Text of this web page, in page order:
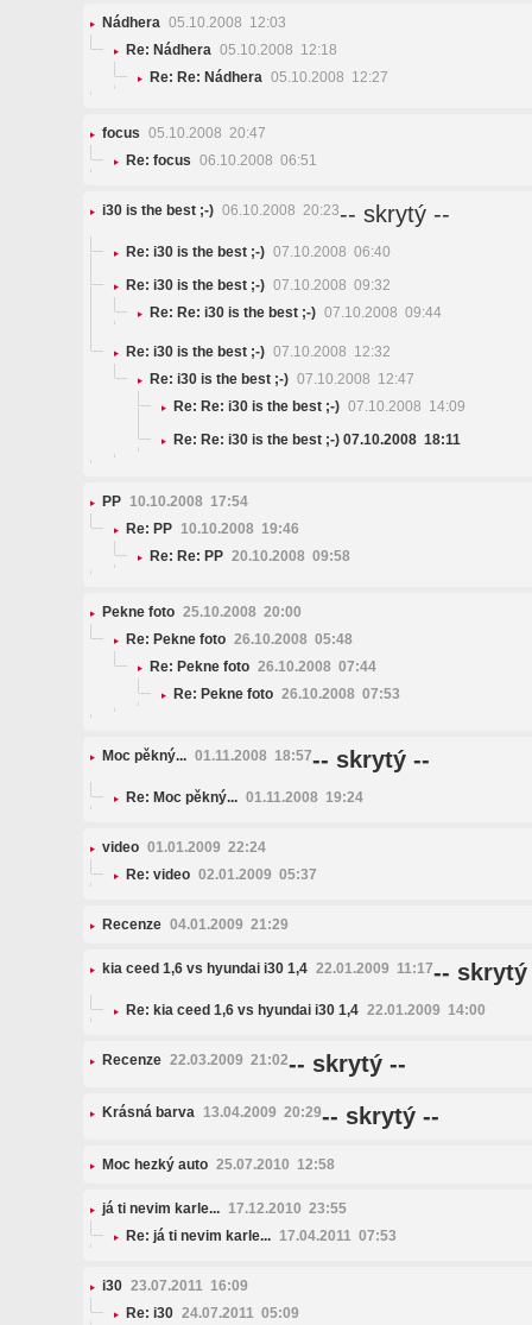
Nádhera 05.10.2008 12:03
Re: Nádhera 05.10.2008 12:18
Re: Re: Nádhera 05.10.2008 12:27
focus 05.10.2008 20:47
Re: focus 06.10.2008 06:51
i30 is the best ;-) 06.10.2008 20:23-- skrytý --
Re: i30 is the best ;-) 07.10.2008 06:40
Re: i30 is the best ;-) 07.10.2008 09:32
Re: Re: i30 is the best ;-) 07.10.2008 09:44
Re: i30 is the best ;-) 07.10.2008 12:32
Re: i30 is the best ;-) 07.10.2008 12:47
Re: Re: i30 is the best ;-) 07.10.2008 14:09
Re: Re: i30 is the best ;-) 07.10.2008 18:11
PP 10.10.2008 17:54
Re: PP 10.10.2008 19:46
Re: Re: PP 20.10.2008 09:58
Pekne foto 25.10.2008 20:00
Re: Pekne foto 26.10.2008 05:48
Re: Pekne foto 26.10.2008 07:44
Re: Pekne foto 26.10.2008 07:53
Moc pěkný... 01.11.2008 18:57-- skrytý --
Re: Moc pěkný... 01.11.2008 19:24
video 01.01.2009 22:24
Re: video 02.01.2009 05:37
Recenze 04.01.2009 21:29
kia ceed 1,6 vs hyundai i30 1,4 22.01.2009 11:17-- skrytý
Re: kia ceed 1,6 vs hyundai i30 1,4 22.01.2009 14:00
Recenze 22.03.2009 21:02-- skrytý --
Krásná barva 13.04.2009 20:29-- skrytý --
Moc hezký auto 25.07.2010 12:58
já ti nevim karle... 17.12.2010 23:55
Re: já ti nevim karle... 17.04.2011 07:53
i30 23.07.2011 16:09
Re: i30 24.07.2011 05:09